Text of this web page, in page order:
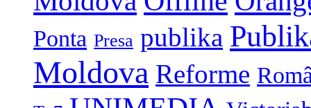
Ponta Presa publika
Moldova Reforme